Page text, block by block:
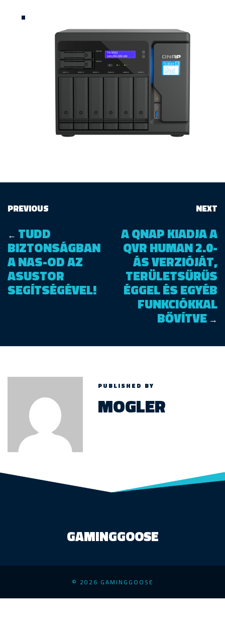
PREVIOUS
← TUDD
BIZTONSÁGBAN
A NAS-OD AZ
ASUSTOR
SEGÍTSÉGÉVEL!
NEXT
A QNAP KIADJA A
QVR HUMAN 2.0-
ÁS VERZIÓJÁT,
TERÜLETSŰRŰS
ÉGGEL ÉS EGYÉB
FUNKCIÓKKAL
BŐVÍTVE →
PUBLISHED BY
MOGLER
GAMINGGOOSE
© 2026 GAMINGGOOSE